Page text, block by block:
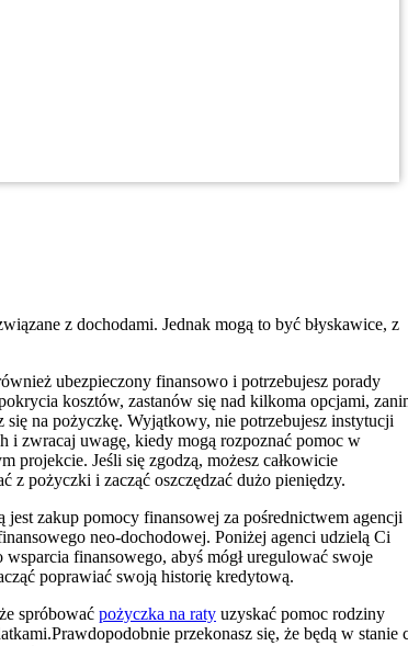
z dochodami. Jednak mogą to być błyskawice, z
ubezpieczony finansowo i potrzebujesz porady
kosztów, zastanów się nad kilkoma opcjami,
się na pożyczkę. Wyjątkowy, nie potrzebujesz instytucji
i zwracaj uwagę, kiedy mogą rozpoznać pomoc w
projekcie. Jeśli się zgodzą, możesz całkowicie
z pożyczki i zacząć oszczędzać dużo pieniędzy.
jest zakup pomocy finansowej za pośrednictwem agencji
neo-dochodowej. Poniżej agenci udzielą Ci
wsparcia finansowego, abyś mógł uregulować swoje
poprawiać swoją historię kredytową.
spróbować pożyczka na raty uzyskać pomoc rodziny
przekonasz się, że będą w stanie